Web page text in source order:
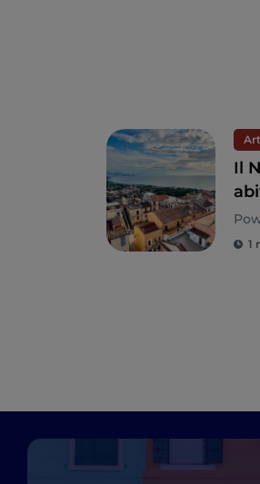
Il
1